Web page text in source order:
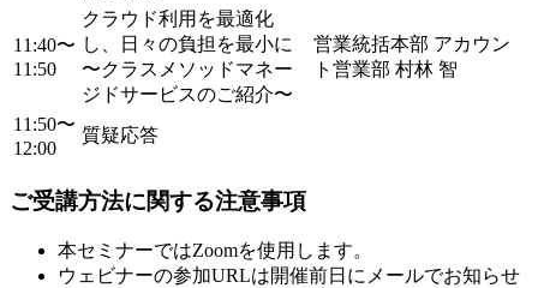
11:40〜
11:50
クラウド利用を最適化
し、日々の負担を最小に
〜クラスメソッドマネー
ジドサービスのご紹介〜
営業統括本部 アカウン
ト営業部 村林 智
11:50〜
12:00
質疑応答
ご受講方法に関する注意事項
本セミナーではZoomを使用します。
ウェビナーの参加URLは開催前日にメールでお知らせ